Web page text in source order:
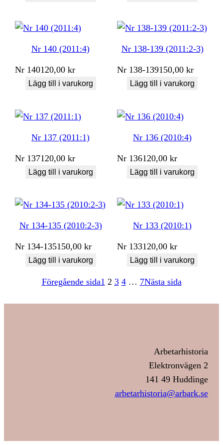
Nr 140 (2011:4)
Nr 140120,00kr
Lägg till i varukorg
Nr 138-139 (2011:2-3)
Nr 138-139150,00kr
Lägg till i varukorg
Nr 137 (2011:1)
Nr 137120,00kr
Lägg till i varukorg
Nr 136 (2010:4)
Nr 136120,00kr
Lägg till i varukorg
Nr 134-135 (2010:2-3)
Nr 134-135150,00kr
Lägg till i varukorg
Nr 133 (2010:1)
Nr 133120,00kr
Lägg till i varukorg
Föregående sida1 2 3 4 … 7Nästa sida
Arbetarhistoria
Elektronvägen 2
141 49 Huddinge
arbetarhistoria@arbark.se